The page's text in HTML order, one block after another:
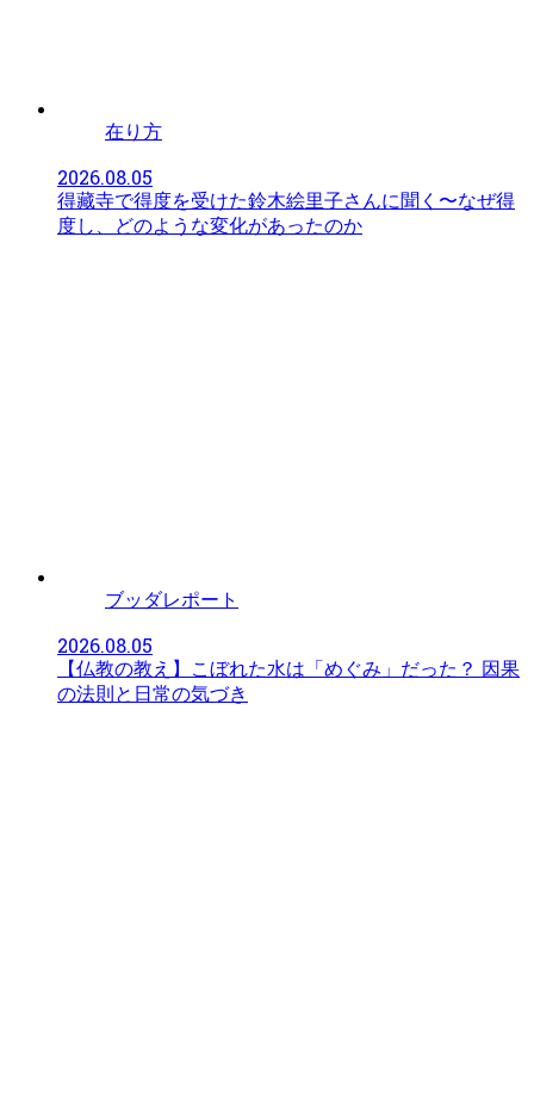
在り方
2026.08.05
得藏寺で得度を受けた鈴木絵里子さんに聞く〜なぜ得
度し、どのような変化があったのか
ブッダレポート
2026.08.05
【仏教の教え】こぼれた水は「めぐみ」だった？ 因果
の法則と日常の気づき